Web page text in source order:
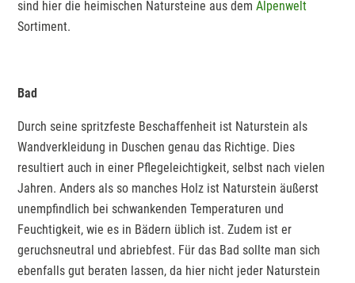
sind hier die heimischen Natursteine aus dem Alpenwelt
Sortiment.
Bad
Durch seine spritzfeste Beschaffenheit ist Naturstein als
Wandverkleidung in Duschen genau das Richtige. Dies
resultiert auch in einer Pflegeleichtigkeit, selbst nach vielen
Jahren. Anders als so manches Holz ist Naturstein äußerst
unempfindlich bei schwankenden Temperaturen und
Feuchtigkeit, wie es in Bädern üblich ist. Zudem ist er
geruchsneutral und abriebfest. Für das Bad sollte man sich
ebenfalls gut beraten lassen, da hier nicht jeder Naturstein